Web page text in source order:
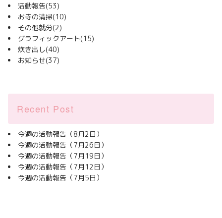
活動報告(53)
お寺の清掃(10)
その他就労(2)
グラフィックアート(15)
炊き出し(40)
お知らせ(37)
Recent Post
今週の活動報告（8月2日）
今週の活動報告（7月26日）
今週の活動報告（7月19日）
今週の活動報告（7月12日）
今週の活動報告（7月5日）